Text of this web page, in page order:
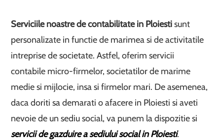
Serviciile noastre de contabilitate in Ploiestisunt
personalizate in functie de marimea si de activitatile
intreprise de societate. Astfel, oferim servicii
contabile micro-firmelor, societatilor de marime
medie si mijlocie, insa si firmelor mari. De asemenea,
daca doriti sa demarati o afacere in Ploiesti si aveti
nevoie de un sediu social, va punem la dispozitie si
servicii de gazduire a sediului social in Ploiesti.